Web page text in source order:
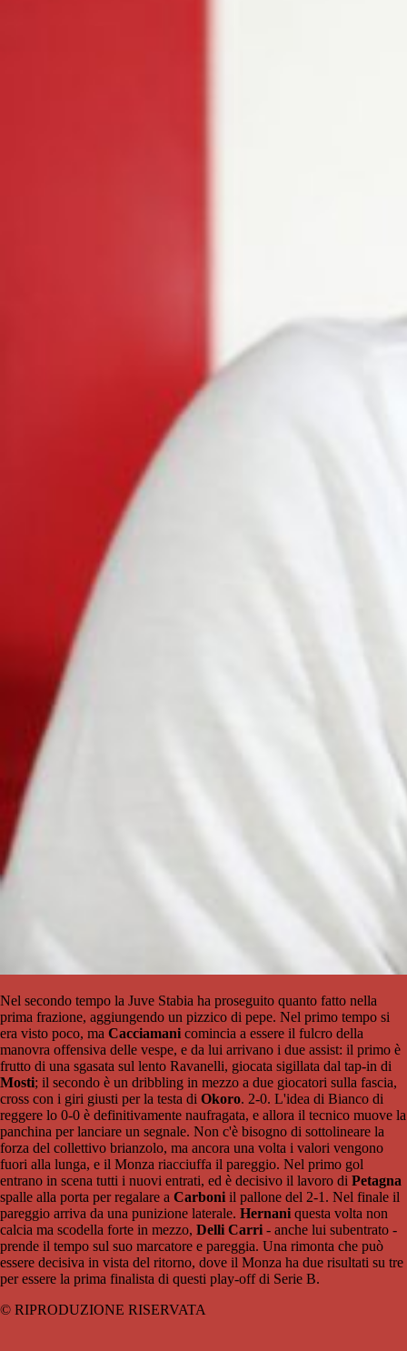
Nel secondo tempo la Juve Stabia ha proseguito quanto fatto nella
prima frazione, aggiungendo un pizzico di pepe. Nel primo tempo si
era visto poco, ma Cacciamani comincia a essere il fulcro della
manovra offensiva delle vespe, e da lui arrivano i due assist: il primo è
frutto di una sgasata sul lento Ravanelli, giocata sigillata dal tap-in di
Mosti; il secondo è un dribbling in mezzo a due giocatori sulla fascia,
cross con i giri giusti per la testa di Okoro. 2-0. L'idea di Bianco di
reggere lo 0-0 è definitivamente naufragata, e allora il tecnico muove la
panchina per lanciare un segnale. Non c'è bisogno di sottolineare la
forza del collettivo brianzolo, ma ancora una volta i valori vengono
fuori alla lunga, e il Monza riacciuffa il pareggio. Nel primo gol
entrano in scena tutti i nuovi entrati, ed è decisivo il lavoro di Petagna
spalle alla porta per regalare a Carboni il pallone del 2-1. Nel finale il
pareggio arriva da una punizione laterale. Hernani questa volta non
calcia ma scodella forte in mezzo, Delli Carri - anche lui subentrato -
prende il tempo sul suo marcatore e pareggia. Una rimonta che può
essere decisiva in vista del ritorno, dove il Monza ha due risultati su tre
per essere la prima finalista di questi play-off di Serie B.
© RIPRODUZIONE RISERVATA